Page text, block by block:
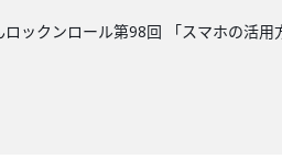
ックンロール第98回 「スマホの活